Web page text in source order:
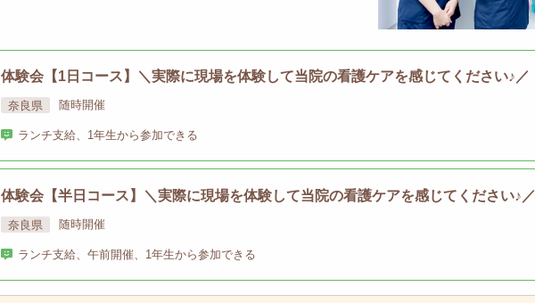
体験会【1日コース】＼実際に現場を体験して当院の看護ケアを感じてください♪／
奈良県 随時開催
ランチ支給、1年生から参加できる
体験会【半日コース】＼実際に現場を体験して当院の看護ケアを感じてください♪／
奈良県 随時開催
ランチ支給、午前開催、1年生から参加できる